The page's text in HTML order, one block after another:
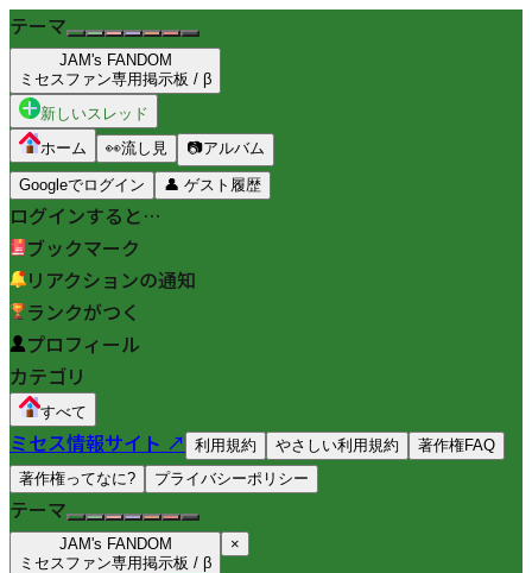
テーマ
JAM's FANDOM
ミセスファン専用掲示板 / β
新しいスレッド
ホーム
👀流し見 📷アルバム
Googleでログイン 👤 ゲスト履歴
ログインすると…
ブックマーク
リアクションの通知
ランクがつく
プロフィール
カテゴリ
すべて
ミセス情報サイト ↗ 利用規約 やさしい利用規約
著作権FAQ
著作権ってなに?
プライバシーポリシー
テーマ
JAM's FANDOM
ミセスファン専用掲示板 / β
×